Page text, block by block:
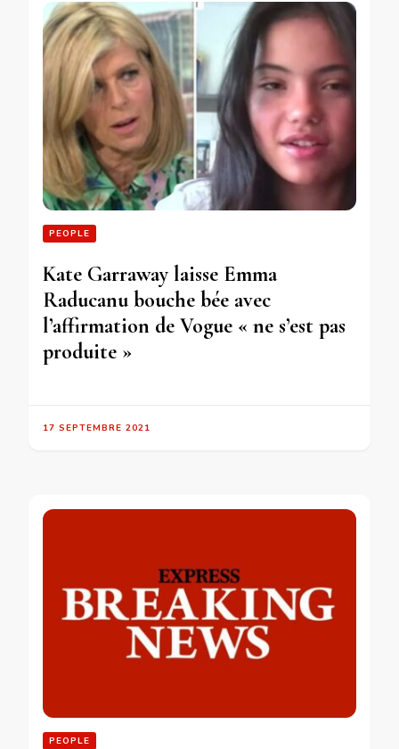
PEOPLE
Kate Garraway laisse Emma
Raducanu bouche bée avec
l’affirmation de Vogue « ne s’est pas
produite »
17 SEPTEMBRE 2021
PEOPLE